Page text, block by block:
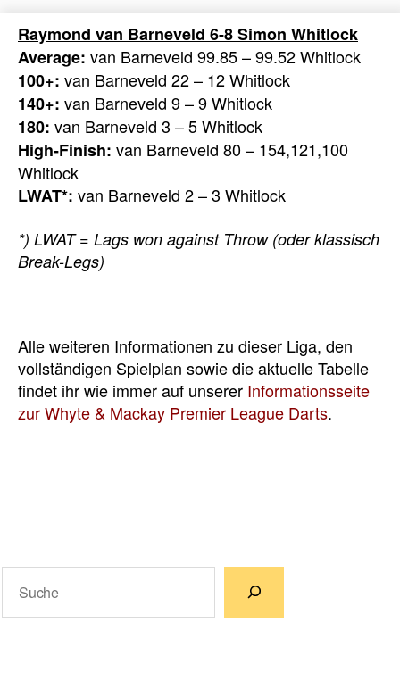
Raymond van Barneveld 6-8 Simon Whitlock
Average: van Barneveld 99.85 – 99.52 Whitlock
100+: van Barneveld 22 – 12 Whitlock
140+: van Barneveld 9 – 9 Whitlock
180: van Barneveld 3 – 5 Whitlock
High-Finish: van Barneveld 80 – 154,121,100
Whitlock
LWAT*: van Barneveld 2 – 3 Whitlock
*) LWAT = Lags won against Throw (oder klassisch
Break-Legs)
Alle weiteren Informationen zu dieser Liga, den
vollständigen Spielplan sowie die aktuelle Tabelle
findet ihr wie immer auf unserer Informationsseite
zur Whyte & Mackay Premier League Darts.